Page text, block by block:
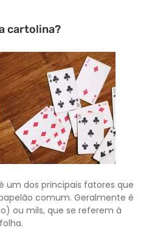
cartolina?
um dos principais fatores que
comum. Geralmente é
ou mils, que se referem à